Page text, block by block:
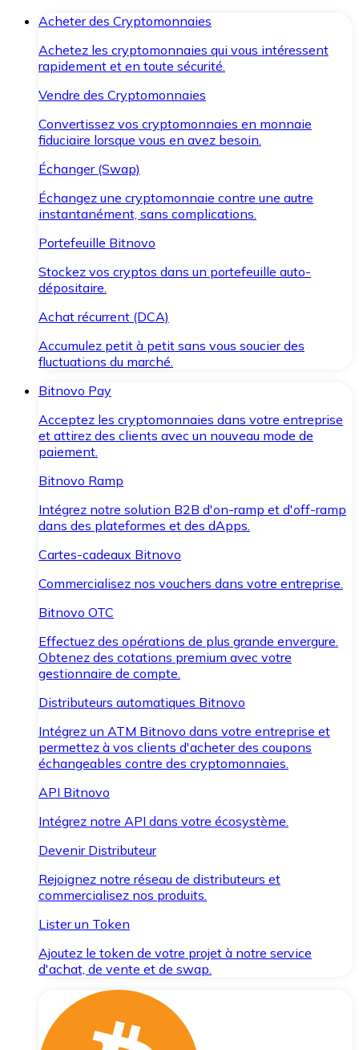
Acheter des Cryptomonnaies
Achetez les cryptomonnaies qui vous intéressent
rapidement et en toute sécurité.
Vendre des Cryptomonnaies
Convertissez vos cryptomonnaies en monnaie
fiduciaire lorsque vous en avez besoin.
Échanger (Swap)
Échangez une cryptomonnaie contre une autre
instantanément, sans complications.
Portefeuille Bitnovo
Stockez vos cryptos dans un portefeuille auto-
dépositaire.
Achat récurrent (DCA)
Accumulez petit à petit sans vous soucier des
fluctuations du marché.
Bitnovo Pay
Acceptez les cryptomonnaies dans votre entreprise
et attirez des clients avec un nouveau mode de
paiement.
Bitnovo Ramp
Intégrez notre solution B2B d'on-ramp et d'off-ramp
dans des plateformes et des dApps.
Cartes-cadeaux Bitnovo
Commercialisez nos vouchers dans votre entreprise.
Bitnovo OTC
Effectuez des opérations de plus grande envergure.
Obtenez des cotations premium avec votre
gestionnaire de compte.
Distributeurs automatiques Bitnovo
Intégrez un ATM Bitnovo dans votre entreprise et
permettez à vos clients d'acheter des coupons
échangeables contre des cryptomonnaies.
API Bitnovo
Intégrez notre API dans votre écosystème.
Devenir Distributeur
Rejoignez notre réseau de distributeurs et
commercialisez nos produits.
Lister un Token
Ajoutez le token de votre projet à notre service
d'achat, de vente et de swap.